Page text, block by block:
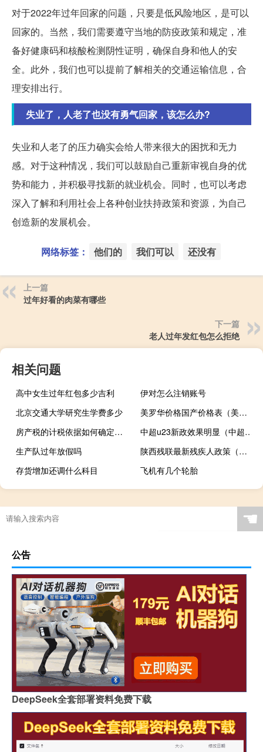
对于2022年过年回家的问题，只要是低风险地区，是可以
回家的。当然，我们需要遵守当地的防疫政策和规定，准
备好健康码和核酸检测阴性证明，确保自身和他人的安
全。此外，我们也可以提前了解相关的交通运输信息，合
理安排出行。
失业了，人老了也没有勇气回家，该怎么办?
失业和人老了的压力确实会给人带来很大的困扰和无力
感。对于这种情况，我们可以鼓励自己重新审视自身的优
势和能力，并积极寻找新的就业机会。同时，也可以考虑
深入了解和利用社会上各种创业扶持政策和资源，为自己
创造新的发展机会。
网络标签： 他们的 我们可以 还没有
上一篇
过年好看的肉菜有哪些
下一篇
老人过年发红包怎么拒绝
相关问题
高中女生过年红包多少吉利
伊对怎么注销账号
北京交通大学研究生学费多少
美罗华价格国产价格表（美罗华价格）
房产税的计税依据如何确定收入（房产税的计税依据如何确定）
中超u23新政效果明显（中超u23新政是什么）
生产队过年放假吗
陕西残联最新残疾人政策（陕西残联）
存货增加还调什么科目
飞机有几个轮胎
☚
公告
DeepSeek全套部署资料免费下载